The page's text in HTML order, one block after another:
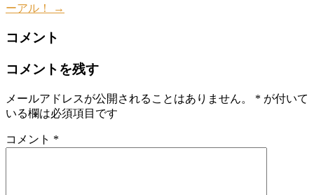
ーアル！
→
コメント
コメントを残す
メールアドレスが公開されることはありません。 * が付いて
いる欄は必須項目です
コメント *